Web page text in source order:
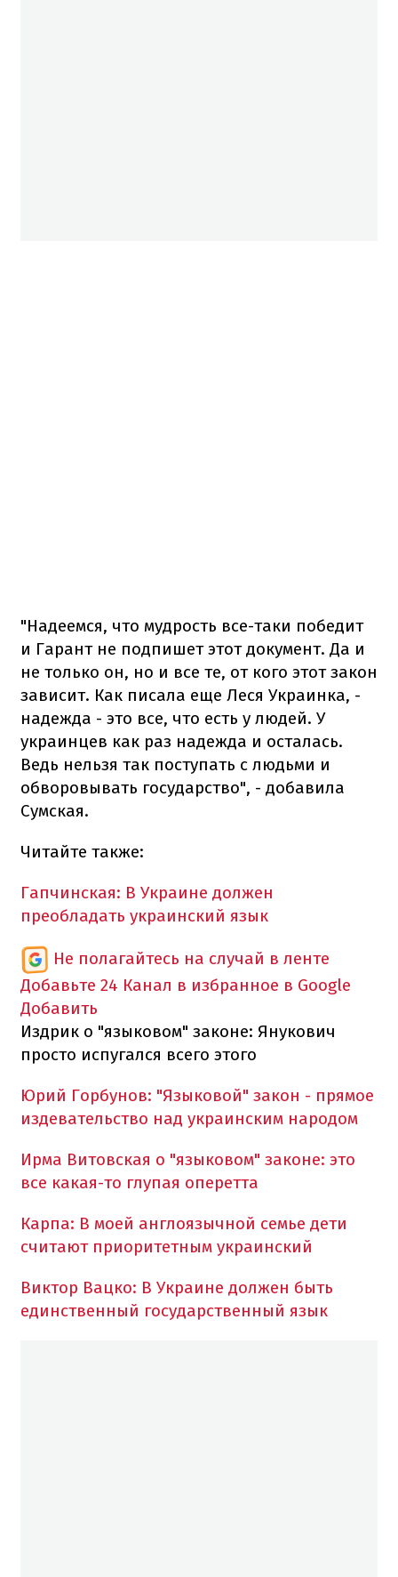
"Надеемся, что мудрость все-таки победит
и Гарант не подпишет этот документ. Да и
не только он, но и все те, от кого этот закон
зависит. Как писала еще Леся Украинка, -
надежда - это все, что есть у людей. У
украинцев как раз надежда и осталась.
Ведь нельзя так поступать с людьми и
обворовывать государство", - добавила
Сумская.
Читайте также:
Гапчинская: В Украине должен
преобладать украинский язык
Не полагайтесь на случай в ленте
Добавьте 24 Канал в избранное в Google
Добавить
Издрик о "языковом" законе: Янукович
просто испугался всего этого
Юрий Горбунов: "Языковой" закон - прямое
издевательство над украинским народом
Ирма Витовская о "языковом" законе: это
все какая-то глупая оперетта
Карпа: В моей англоязычной семье дети
считают приоритетным украинский
Виктор Вацко: В Украине должен быть
единственный государственный язык